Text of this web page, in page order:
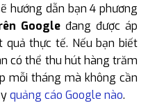
hướng dẫn bạn 4 phương
Google đang được áp
thực tế. Nếu bạn biết
có thể thu hút hàng trăm
mỗi tháng mà không cần
quảng cáo Google nào.